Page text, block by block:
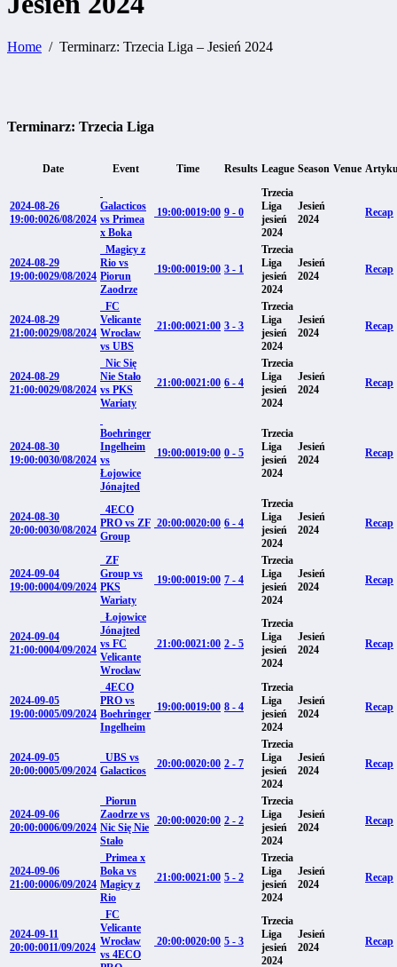
Home Terminarz: Trzecia Liga – Jesień 2024
Terminarz: Trzecia Liga
Date Event Time Results League Season Venue
2024-08-26
19:00:0026/08/2024
Galacticos
vs Primea
x Boka
19:00:0019:00 9 - 0
Trzecia
Liga
jesień
2024
Jesień
2024
Recap
2024-08-29
19:00:0029/08/2024
Magicy z
Rio vs
Piorun
Zaodrze
19:00:0019:00 3 - 1
Trzecia
Liga
jesień
2024
Jesień
2024
Recap
2024-08-29
21:00:0029/08/2024
FC
Velicante
Wrocław
vs UBS
21:00:0021:00 3 - 3
Trzecia
Liga
jesień
2024
Jesień
2024
Recap
2024-08-29
21:00:0029/08/2024
Nic Się
Nie Stało
vs PKS
Wariaty
21:00:0021:00 6 - 4
Trzecia
Liga
jesień
2024
Jesień
2024
Recap
2024-08-30
19:00:0030/08/2024
Boehringer
Ingelheim
vs
Łojowice
Jónajted
19:00:0019:00 0 - 5
Trzecia
Liga
jesień
2024
Jesień
2024
Recap
2024-08-30
20:00:0030/08/2024
4ECO
PRO vs ZF
Group
20:00:0020:00 6 - 4
Trzecia
Liga
jesień
2024
Jesień
2024
Recap
2024-09-04
19:00:0004/09/2024
ZF
Group vs
PKS
Wariaty
19:00:0019:00 7 - 4
Trzecia
Liga
jesień
2024
Jesień
2024
Recap
2024-09-04
21:00:0004/09/2024
Łojowice
Jónajted
vs FC
Velicante
Wrocław
21:00:0021:00 2 - 5
Trzecia
Liga
jesień
2024
Jesień
2024
Recap
2024-09-05
19:00:0005/09/2024
4ECO
PRO vs
Boehringer
Ingelheim
19:00:0019:00 8 - 4
Trzecia
Liga
jesień
2024
Jesień
2024
Recap
2024-09-05
20:00:0005/09/2024
UBS vs
Galacticos
20:00:0020:00 2 - 7
Trzecia
Liga
jesień
2024
Jesień
2024
Recap
2024-09-06
20:00:0006/09/2024
Piorun
Zaodrze vs
Nic Się Nie
Stało
20:00:0020:00 2 - 2
Trzecia
Liga
jesień
2024
Jesień
2024
Recap
2024-09-06
21:00:0006/09/2024
Primea x
Boka vs
Magicy z
Rio
21:00:0021:00 5 - 2
Trzecia
Liga
jesień
2024
Jesień
2024
Recap
2024-09-11
20:00:0011/09/2024
FC
Velicante
Wrocław
vs 4ECO
20:00:0020:00 5 - 3
Trzecia
Liga
jesień
2024
Jesień
2024
Recap